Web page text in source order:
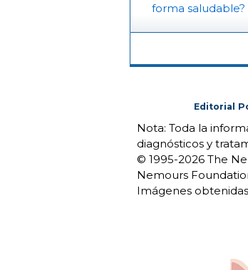
forma saludable?
Editorial
Nota: Toda la
diagnósticos y
© 1995-2026 The
Nemours
Imágenes